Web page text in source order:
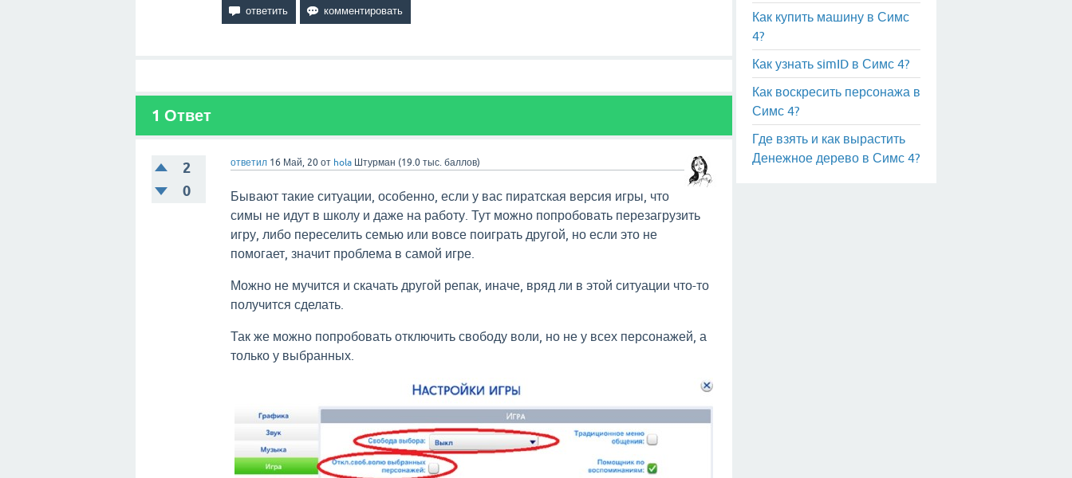
1 Ответ
2
0
ответил 16 Май, 20 от hola Штурман (19.0 тыс. баллов)
Бывают такие ситуации, особенно, если у вас пиратская версия игры, что
симы не идут в школу и даже на работу. Тут можно попробовать перезагрузить
игру, либо переселить семью или вовсе поиграть другой, но если это не
помогает, значит проблема в самой игре.
Можно не мучится и скачать другой репак, иначе, вряд ли в этой ситуации что-то
получится сделать.
Так же можно попробовать отключить свободу воли, но не у всех персонажей, а
только у выбранных.
Как купить машину в Симс
4?
Как узнать simID в Симс 4?
Как воскресить персонажа в
Симс 4?
Где взять и как вырастить
Денежное дерево в Симс 4?